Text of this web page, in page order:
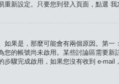
重新設定。只要您到登入頁面，點選 我
果是，那麼可能會有兩個原因。第
的帳號尚未啟用。某些討論區需要
步驟完成啟用，如果您沒有收到 e-